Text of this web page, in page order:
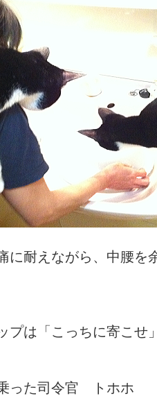
に耐えながら、中腰を
プは「こっちに寄こせ
った司令官 トホホ